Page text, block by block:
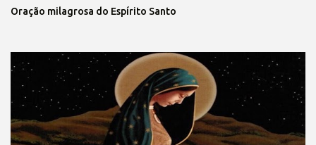
Oração milagrosa do Espírito Santo